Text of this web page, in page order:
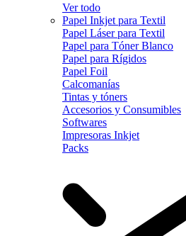
Ver todo
Papel Inkjet para Textil
Papel Láser para Textil
Papel para Tóner Blanco
Papel para Rígidos
Papel Foil
Calcomanías
Tintas y tóners
Accesorios y Consumibles
Softwares
Impresoras Inkjet
Packs